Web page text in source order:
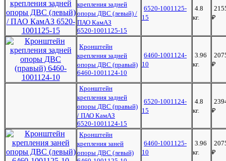
крепления задней
опоры ДВС (левый) /
ПАО КамАЗ
6520-1001125-15
6520-1001125-
15
4.8
кг.
₽
Кронштейн
крепления задней
опоры ДВС (правый)
6460-1001124-10
6460-1001124-
10
3.96
кг.
₽
Кронштейн
крепления задней
опоры ДВС (правый)
/ ПАО КамАЗ
6520-1001124-15
6520-1001124-
15
4.8
кг.
₽
Кронштейн
крепления заней
опоры ДВС (левый)
6460-1001125-
10
3.96
кг.
₽